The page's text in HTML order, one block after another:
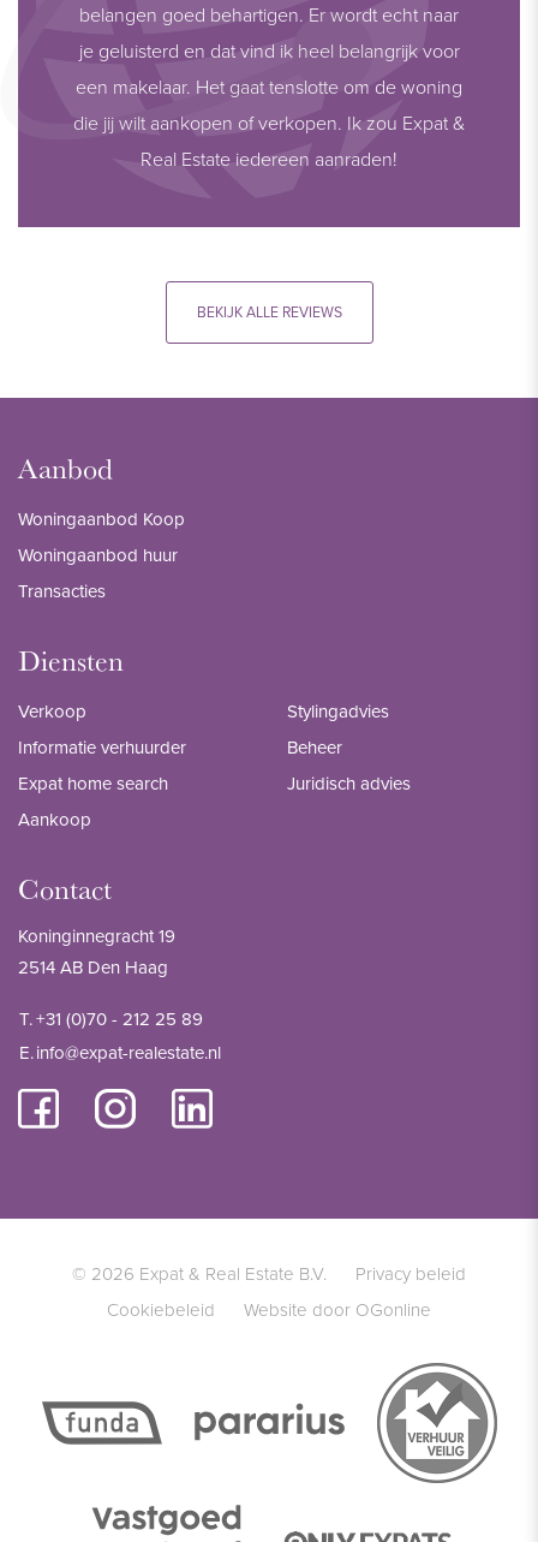
belangen goed behartigen. Er wordt echt naar
je geluisterd en dat vind ik heel belangrijk voor
een makelaar. Het gaat tenslotte om de woning
die jij wilt aankopen of verkopen. Ik zou Expat &
Real Estate iedereen aanraden!
BEKIJK ALLE REVIEWS
Aanbod
Woningaanbod Koop
Woningaanbod huur
Transacties
Diensten
Verkoop
Informatie verhuurder
Expat home search
Aankoop
Stylingadvies
Beheer
Juridisch advies
Contact
Koninginnegracht 19
2514 AB Den Haag
T.+31 (0)70 - 212 25 89
E.info@expat-realestate.nl
© 2026 Expat & Real Estate B.V.
Privacy beleid
Cookiebeleid
Website door OGonline